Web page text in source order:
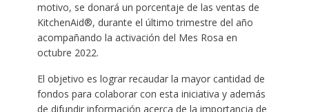
motivo, se donará un porcentaje de las ventas de
KitchenAid®, durante el último trimestre del año
acompañando la activación del Mes Rosa en
octubre 2022.
El objetivo es lograr recaudar la mayor cantidad de
fondos para colaborar con esta iniciativa y además
de difundir información acerca de la importancia de